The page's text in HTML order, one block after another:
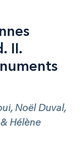
II.
Noël Duval,
Hélène